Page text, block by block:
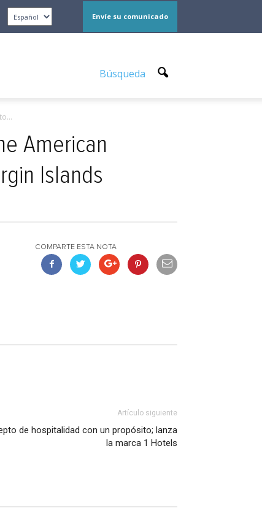
Envíe su comunicado
Búsqueda
American
Islands
COMPARTE ESTA NOTA
Artículo siguiente
de hospitalidad con un propósito; lanza
la marca 1 Hotels